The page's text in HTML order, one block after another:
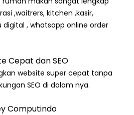
,waitrers, kitchen ,kasir,
, whatsapp online order
Cepat dan SEO
website super cepat tanpa
SEO di dalam nya.
Computindo